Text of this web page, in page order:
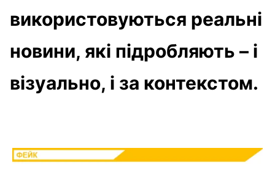
використовуються реальні
новини, які підробляють – і
візуально, і за контекстом.